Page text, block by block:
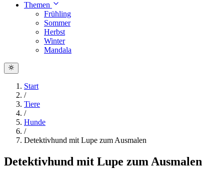
Themen
Frühling
Sommer
Herbst
Winter
Mandala
Start
/
Tiere
/
Hunde
/
Detektivhund mit Lupe zum Ausmalen
Detektivhund mit Lupe zum Ausmalen